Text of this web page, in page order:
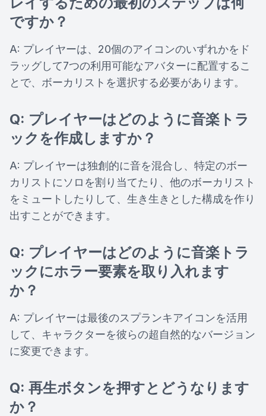
ですか？
A: プレイヤーは、20個のアイコンのいずれかをド
ラッグして7つの利用可能なアバターに配置するこ
とで、ボーカリストを選択する必要があります。
Q: プレイヤーはどのように音楽トラ
ックを作成しますか？
A: プレイヤーは独創的に音を混合し、特定のボー
カリストにソロを割り当てたり、他のボーカリスト
をミュートしたりして、生き生きとした構成を作り
出すことができます。
Q: プレイヤーはどのように音楽トラ
ックにホラー要素を取り入れます
か？
A: プレイヤーは最後のスプランキアイコンを活用
して、キャラクターを彼らの超自然的なバージョン
に変更できます。
Q: 再生ボタンを押すとどうなります
か？